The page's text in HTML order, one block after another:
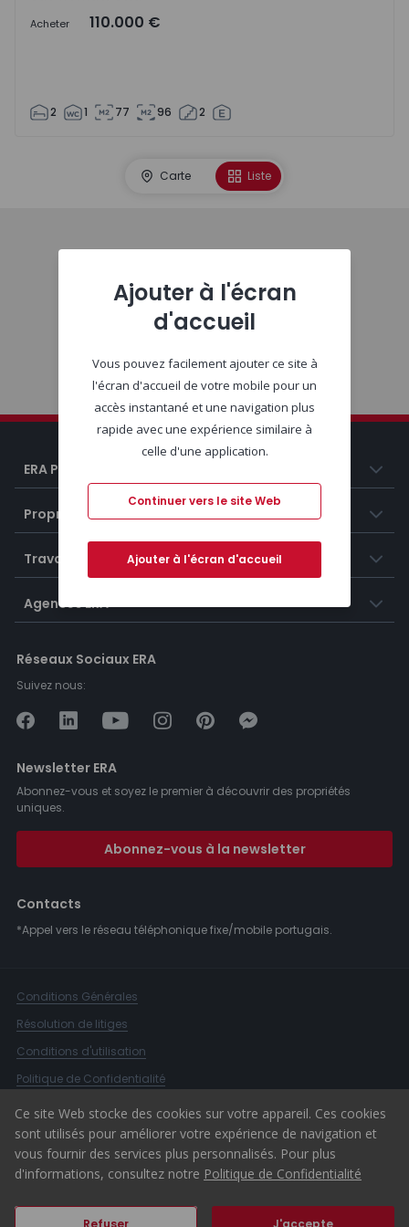
Acheter 110.000 €
2 1 77 96 2
Carte Liste
ERA Portugal
Propriétés
Travailler chez ERA
Agences ERA
Réseaux Sociaux ERA
Suivez nous:
Newsletter ERA
Abonnez-vous et soyez le premier à découvrir des propriétés
uniques.
Abonnez-vous à la newsletter
Contacts
*Appel vers le réseau téléphonique fixe/mobile portugais.
Conditions Générales
Résolution de litiges
Conditions d'utilisation
Politique de Confidentialité
Livre de Réclamations
Canal d'alerte
© 2026 ERA Portugal
Ce site Web stocke des cookies sur votre appareil. Ces cookies
sont utilisés pour améliorer votre expérience de navigation et
vous fournir des services plus personnalisés. Pour plus
d'informations, consultez notre Politique de Confidentialité
Refuser J'accepte
Ajouter à l'écran
d'accueil
Vous pouvez facilement ajouter ce site à
l'écran d'accueil de votre mobile pour un
accès instantané et une navigation plus
rapide avec une expérience similaire à
celle d'une application.
Continuer vers le site Web
Ajouter à l'écran d'accueil